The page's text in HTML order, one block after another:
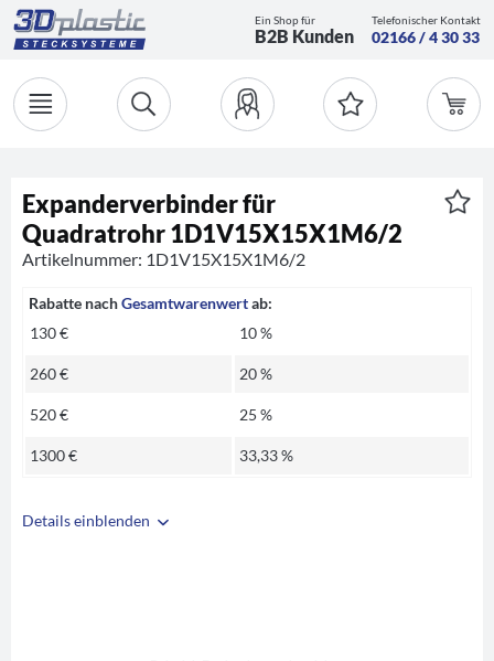
Ein Shop für
B2B Kunden
Telefonischer Kontakt
02166 / 4 30 33
Details einblenden
Expanderverbinder für
Quadratrohr 1D1V15X15X1M6/2
Artikelnummer: 1D1V15X15X1M6/2
Rabatte nachGesamtwarenwertab:
130 €
10 %
260 € 20 %
520 € 25 %
1300 € 33,33 %